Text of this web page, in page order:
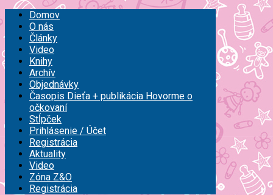
Domov
O nás
Články
Video
Knihy
Archív
Objednávky
Časopis Dieťa + publikácia Hovorme o
očkovaní
Stĺpček
Prihlásenie / Účet
Registrácia
Aktuality
Video
Zóna Z&O
Registrácia